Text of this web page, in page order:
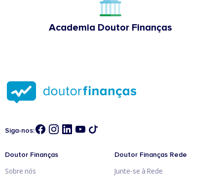
Academia Doutor Finanças
Siga-nos:
Doutor Finanças
Sobre nós
Doutor Finanças Rede
Junte-se à Rede